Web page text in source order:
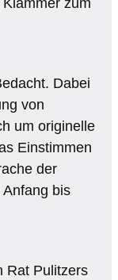
Dabei
von
um originelle
Einstimmen
der
Anfang bis
Rat Pulitzers